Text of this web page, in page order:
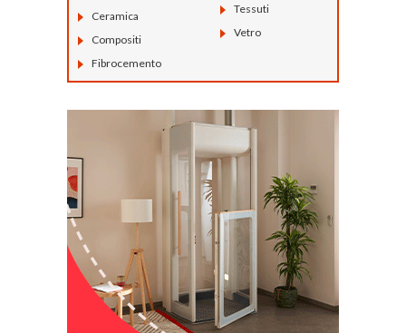
Ceramica
Compositi
Fibrocemento
Tessuti
Vetro